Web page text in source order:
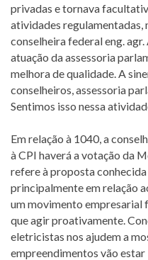
privadas e tornava
atividades regulamentadas,
conselheira federal eng.
atuação da assessoria
melhora de qualidade. A
conselheiros, assessoria
Sentimos isso nessa
Em relação à 1040, a
à CPI haverá a votação da
refere à proposta conhecida
principalmente em relação
um movimento empresarial
que agir proativamente.
eletricistas nos ajudem a
empreendimentos vão